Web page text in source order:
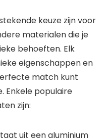
keuze zijn voor
materialen die je
behoeften. Elk
eigenschappen en
match kunt
Enkele populaire
zijn:
uit een aluminium